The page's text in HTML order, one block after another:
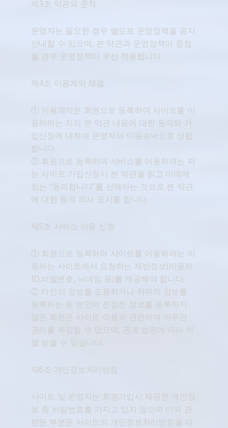
제3조 약관외 준칙
운영자는 필요한 경우 별도로 운영정책을 공지
안내할 수 있으며, 본 약관과 운영정책이 중첩
될 경우 운영정책이 우선 적용됩니다.
제4조 이용계약 체결
① 이용계약은 회원으로 등록하여 사이트를 이
용하려는 자의 본 약관 내용에 대한 동의와 가
입신청에 대하여 운영자의 이용승낙으로 성립
합니다.
② 회원으로 등록하여 서비스를 이용하려는 자
는 사이트 가입신청시 본 약관을 읽고 아래에
있는 “동의합니다”를 선택하는 것으로 본 약관
에 대한 동의 의사 표시를 합니다.
제5조 서비스 이용 신청
① 회원으로 등록하여 사이트를 이용하려는 이
용자는 사이트에서 요청하는 제반정보(이용자
ID,비밀번호, 닉네임 등)를 제공해야 합니다.
② 타인의 정보를 도용하거나 허위의 정보를
등록하는 등 본인의 진정한 정보를 등록하지
않은 회원은 사이트 이용과 관련하여 아무런
권리를 주장할 수 없으며, 관계 법령에 따라 처
벌 받을 수 있습니다.
제6조 개인정보처리방침
사이트 및 운영자는 회원가입시 제공한 개인정
보 중 비밀번호를 가지고 있지 않으며 이와 관
련된 부분은 사이트의 개인정보처리방침을 따